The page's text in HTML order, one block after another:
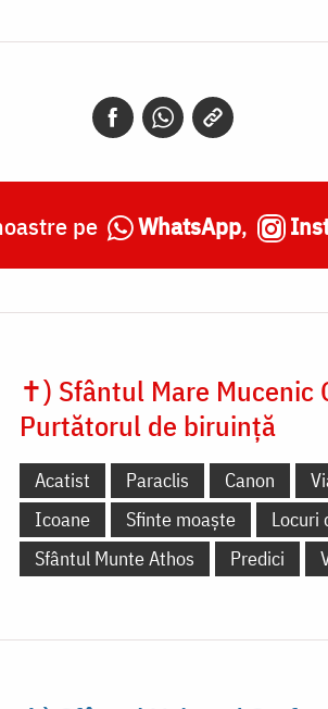
pe WhatsApp,
✝) Sfântul Mare Mucenic
Purtătorul de biruință
Acatist Paraclis Canon
Icoane
Sfinte moaște
Locuri
Sfântul Munte Athos
Predici